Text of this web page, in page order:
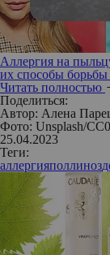
Аллергия на
их способы борьбы
Читать полностью
Поделиться:
Автор: Алена
Фото: Unsplash/
25.04.2023
Теги:
аллергияполлиноз